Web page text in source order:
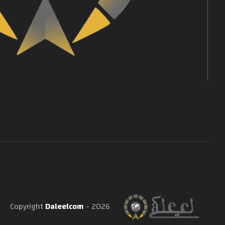
Copyright Daleelcom - 2026